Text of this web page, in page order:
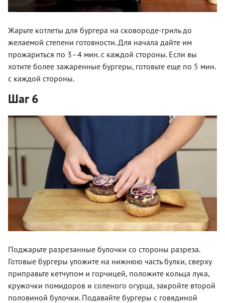
Жарьте котлеты для бургера на сковороде-гриль до
желаемой степени готовности. Для начала дайте им
прожариться по 3–4 мин. с каждой стороны. Если вы
хотите более зажаренные бургеры, готовьте еще по 5 мин.
с каждой стороны.
Шаг 6
Поджарьте разрезанные булочки со стороны разреза.
Готовые бургеры уложите на нижнюю часть булки, сверху
приправьте кетчупом и горчицей, положите кольца лука,
кружочки помидоров и соленого огурца, закройте второй
половиной булочки. Подавайте бургеры с говядиной